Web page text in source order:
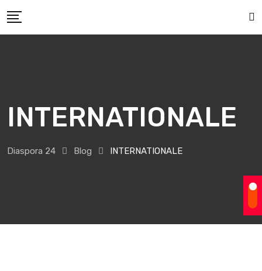
to
INTERNATIONALE
Diaspora 24 Blog INTERNATIONALE